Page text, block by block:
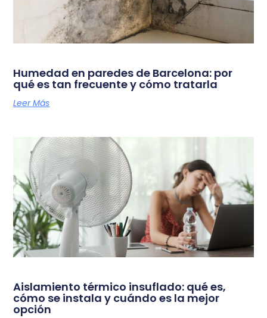
Humedad en paredes de Barcelona: por
qué es tan frecuente y cómo tratarla
Leer Más
Aislamiento térmico insuflado: qué es,
cómo se instala y cuándo es la mejor
opción